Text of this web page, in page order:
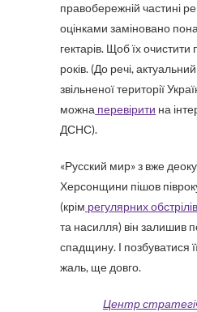
правобережній частині
оцінками заміновано
гектарів. Щоб їх
років. (До речі,
звільненої території
можна перевірити на
ДСНС).
«Русский мир» з вже
Херсонщини пішов
(крім регулярних обстрілів
та насилля) він залишив
спадщину. І позбуватися
жаль, ще довго.
Центр